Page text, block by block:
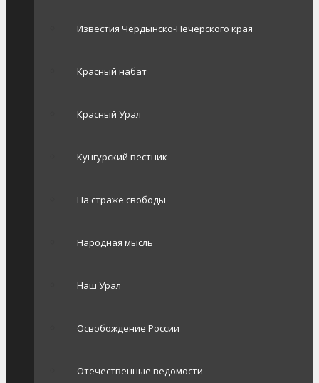
Известия Чердынско-Печерского края
Красный набат
Красный Урал
Кунгурский вестник
На страже свободы
Народная мысль
Наш Урал
Освобождение России
Отечественные ведомости